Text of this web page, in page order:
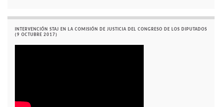
INTERVENCIÓN STAJ EN LA COMISIÓN DE JUSTICIA DEL CONGRESO DE LOS DIPUTADOS
(9 OCTUBRE 2017)